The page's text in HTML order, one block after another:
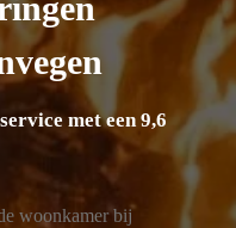
met een 9,6
woonkamer bij